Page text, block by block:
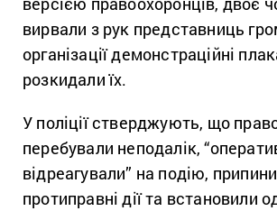
вирвали з рук представниць
організації демонстраційні
розкидали їх.
У поліції стверджують, що
перебували неподалік,
відреагували” на подію,
протиправні дії та встановили